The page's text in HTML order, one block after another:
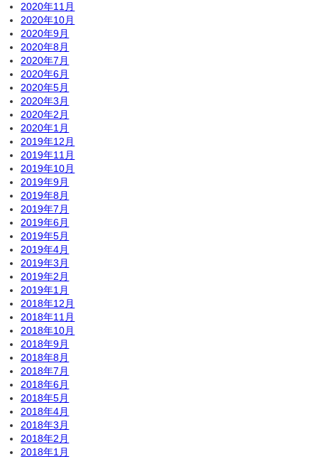
2020年11月
2020年10月
2020年9月
2020年8月
2020年7月
2020年6月
2020年5月
2020年3月
2020年2月
2020年1月
2019年12月
2019年11月
2019年10月
2019年9月
2019年8月
2019年7月
2019年6月
2019年5月
2019年4月
2019年3月
2019年2月
2019年1月
2018年12月
2018年11月
2018年10月
2018年9月
2018年8月
2018年7月
2018年6月
2018年5月
2018年4月
2018年3月
2018年2月
2018年1月